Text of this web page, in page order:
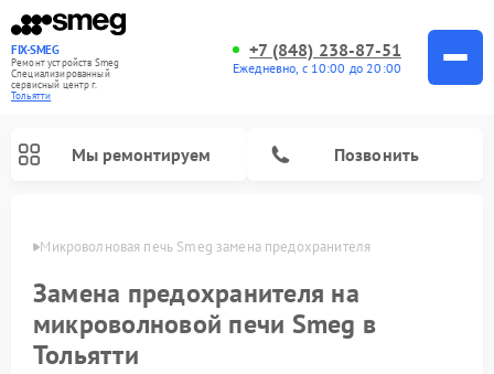
FIX-SMEG
Ремонт устройств Smeg
Специализированный
cервисный центр г.
Тольятти
+7 (848) 238-87-51
Ежедневно, с 10:00 до 20:00
Мы ремонтируем Позвонить
Микроволновая печь Smeg замена предохранителя
Замена предохранителя на
микроволновой печи Smeg в
Тольятти